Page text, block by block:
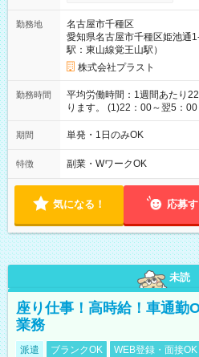
勤務地
名古屋市千種区
愛知県名古屋市千種区姫池通
駅：東山線覚王山駅）
株式会社プラスト
勤務時間
平均労働時間：1週間あたり
ります。 (1)22：00～翌5：
00 (休憩あり) ３６協定提出済 平均労働時間：1週間あた
時間 勤務日数は最大週２回
期間 単発・1日のみOK
特徴 副業・WワークOK
気になる！ 応募
未読
座り仕事！高時給！車通勤
業務
派遣 ブランクOK WEB登録・面接OK